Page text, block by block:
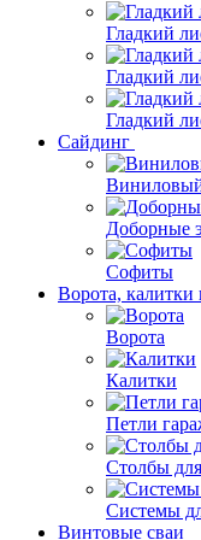
Гладкий
Гладкий
Гладкий
Сайдинг
Доборные
Софиты
Ворота, калитки
Ворота
Калитки
Петли
Столбы
Системы
Винтовые сваи